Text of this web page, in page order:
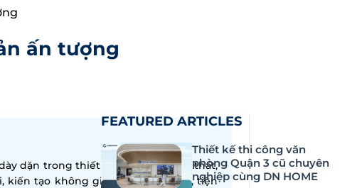
ấn tượng
dặn trong thiết kế – thi công nội thất,
kiến tạo không gian sống hiện đại, tiện
FEATURED ARTICLES
Thiết kế thi công văn
phòng Quận 3 cũ chuyên
nghiệp cùng DN HOME